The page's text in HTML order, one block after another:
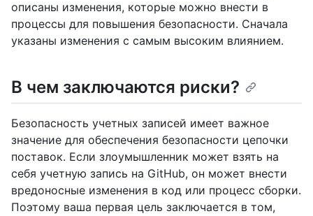
описаны изменения, которые можно внести в
процессы для повышения безопасности. Сначала
указаны изменения с самым высоким влиянием.
В чем заключаются риски?
Безопасность учетных записей имеет важное
значение для обеспечения безопасности цепочки
поставок. Если злоумышленник может взять на
себя учетную запись на GitHub, он может внести
вредоносные изменения в код или процесс сборки.
Поэтому ваша первая цель заключается в том,